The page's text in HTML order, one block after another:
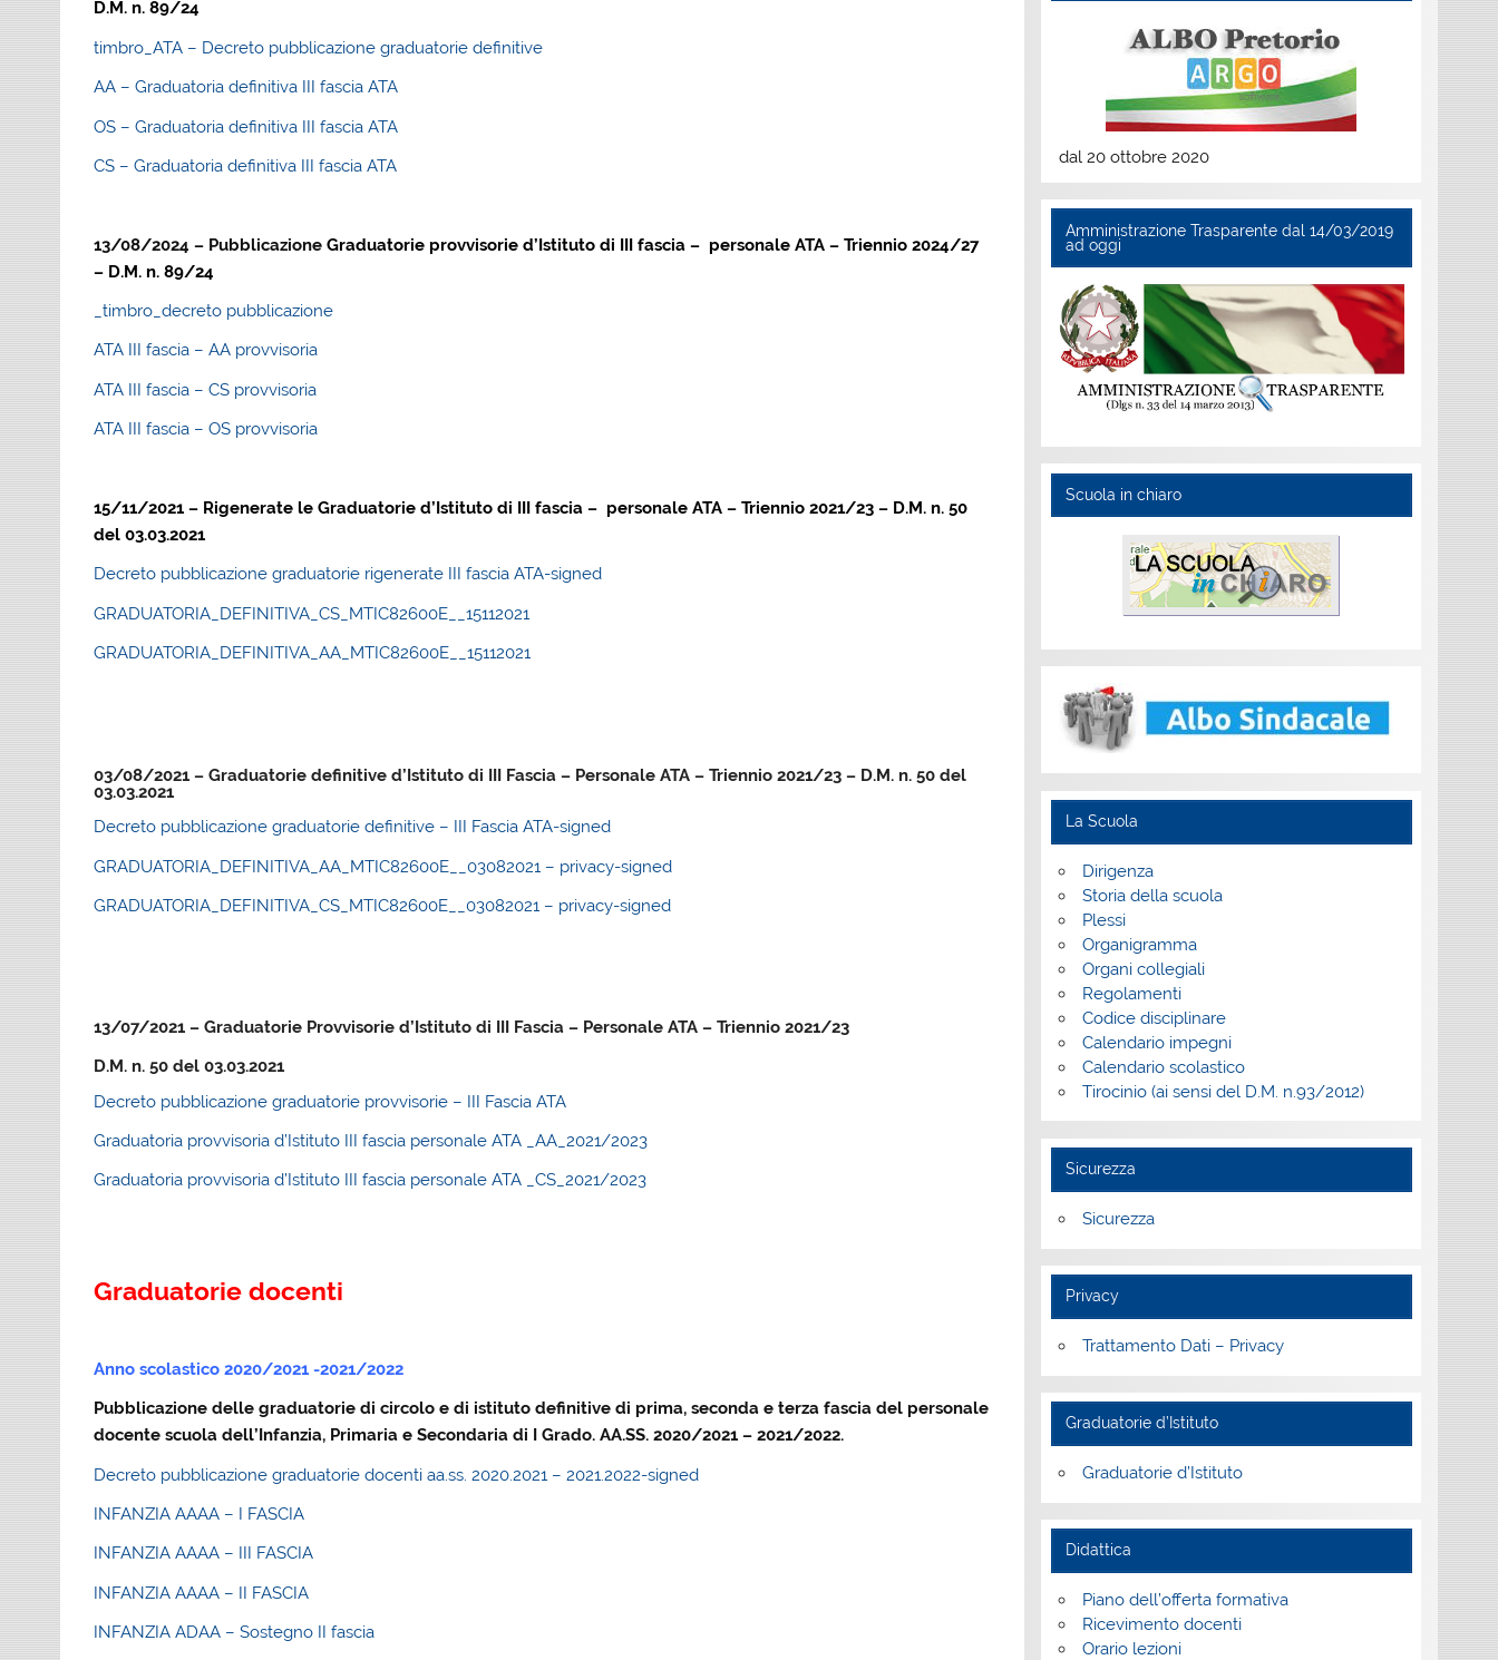
D.M. n. 89/24
timbro_ATA – Decreto pubblicazione graduatorie definitive
AA – Graduatoria definitiva III fascia ATA
OS – Graduatoria definitiva III fascia ATA
CS – Graduatoria definitiva III fascia ATA
13/08/2024 – PubblicazioneGraduatorie provvisorie d’Istituto di III fascia – personale ATA – Triennio 2024/27
– D.M. n. 89/24
_timbro_decreto pubblicazione
ATA III fascia – AA provvisoria
ATA III fascia – CS provvisoria
ATA III fascia – OS provvisoria
15/11/2021 – Rigenerate le Graduatorie d’Istituto di III fascia – personale ATA – Triennio 2021/23 – D.M. n. 50
del 03.03.2021
Decreto pubblicazione graduatorie rigenerate III fascia ATA-signed
GRADUATORIA_DEFINITIVA_CS_MTIC82600E__15112021
GRADUATORIA_DEFINITIVA_AA_MTIC82600E__15112021
03/08/2021 – Graduatorie definitive d’Istituto di III Fascia – Personale ATA – Triennio 2021/23 – D.M. n. 50 del
03.03.2021
Decreto pubblicazione graduatorie definitive – III Fascia ATA-signed
GRADUATORIA_DEFINITIVA_AA_MTIC82600E__03082021 – privacy-signed
GRADUATORIA_DEFINITIVA_CS_MTIC82600E__03082021 – privacy-signed
13/07/2021 – Graduatorie Provvisorie d’Istituto di III Fascia – Personale ATA – Triennio 2021/23
D.M. n. 50 del 03.03.2021
Decreto pubblicazione graduatorie provvisorie – III Fascia ATA
Graduatoria provvisoria d’Istituto III fascia personale ATA _AA_2021/2023
Graduatoria provvisoria d’Istituto III fascia personale ATA _CS_2021/2023
Graduatorie docenti
Anno scolastico 2020/2021 -2021/2022
Pubblicazione delle graduatorie di circolo e di istituto definitive di prima, seconda e terza fascia del personale
docente scuola dell’Infanzia, Primaria e Secondaria di I Grado. AA.SS. 2020/2021 – 2021/2022.
Decreto pubblicazione graduatorie docenti aa.ss. 2020.2021 – 2021.2022-signed
INFANZIA AAAA – I FASCIA
INFANZIA AAAA – III FASCIA
INFANZIA AAAA – II FASCIA
INFANZIA ADAA – Sostegno II fascia
dal 20 ottobre 2020
Amministrazione Trasparente dal 14/03/2019
ad oggi
Scuola in chiaro
La Scuola
Dirigenza
Storia della scuola
Plessi
Organigramma
Organi collegiali
Regolamenti
Codice disciplinare
Calendario impegni
Calendario scolastico
Tirocinio (ai sensi del D.M. n.93/2012)
Sicurezza
Sicurezza
Privacy
Trattamento Dati – Privacy
Graduatorie d’Istituto
Graduatorie d’Istituto
Didattica
Piano dell’offerta formativa
Ricevimento docenti
Orario lezioni